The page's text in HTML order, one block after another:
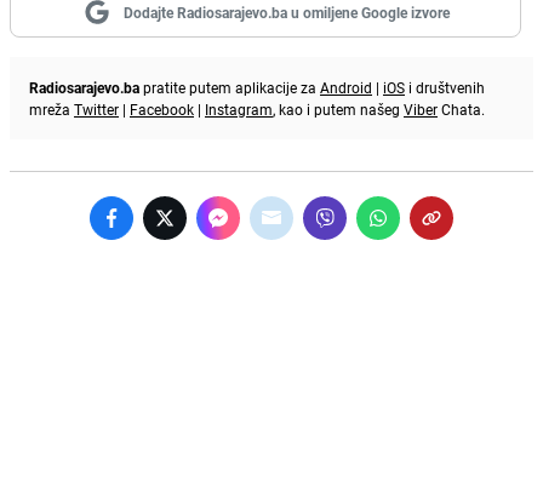
Dodajte Radiosarajevo.ba u omiljene Google izvore
Radiosarajevo.bapratite putem aplikacije za Android | iOS i društvenih
mreža Twitter | Facebook | Instagram, kao i putem našeg ViberChata.